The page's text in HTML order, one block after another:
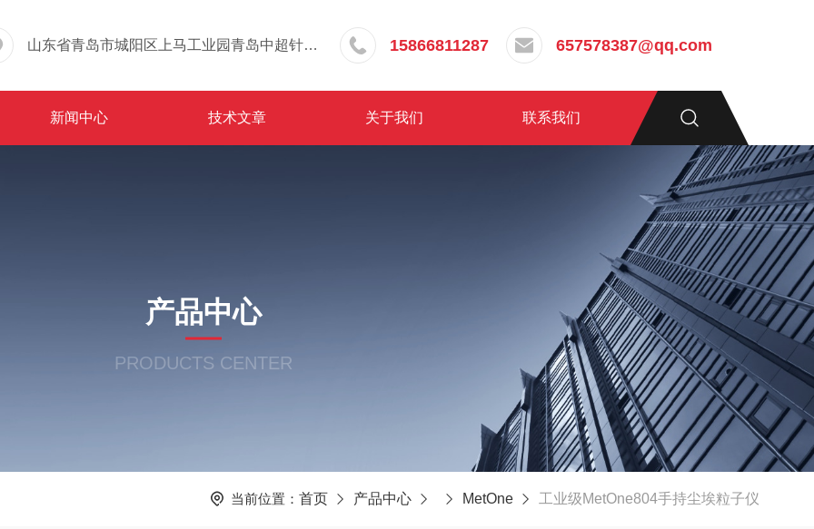
山东省青岛市城阳区上马工业园青岛中超针织有限公司院内东办公楼三层 15866811287 657578387@qq.com
新闻中心 技术文章 关于我们 联系我们
产品中心
PRODUCTS CENTER
当前位置： 首页 产品中心 MetOne 工业级MetOne804手持尘埃粒子仪